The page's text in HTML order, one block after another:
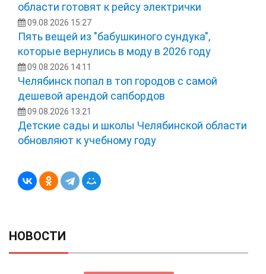
области готовят к рейсу электрички
09.08.2026 15:27
Пять вещей из "бабушкиного сундука",
которые вернулись в моду в 2026 году
09.08.2026 14:11
Челябинск попал в топ городов с самой
дешевой арендой сапбордов
09.08.2026 13:21
Детские сады и школы Челябинской области
обновляют к учебному году
НОВОСТИ